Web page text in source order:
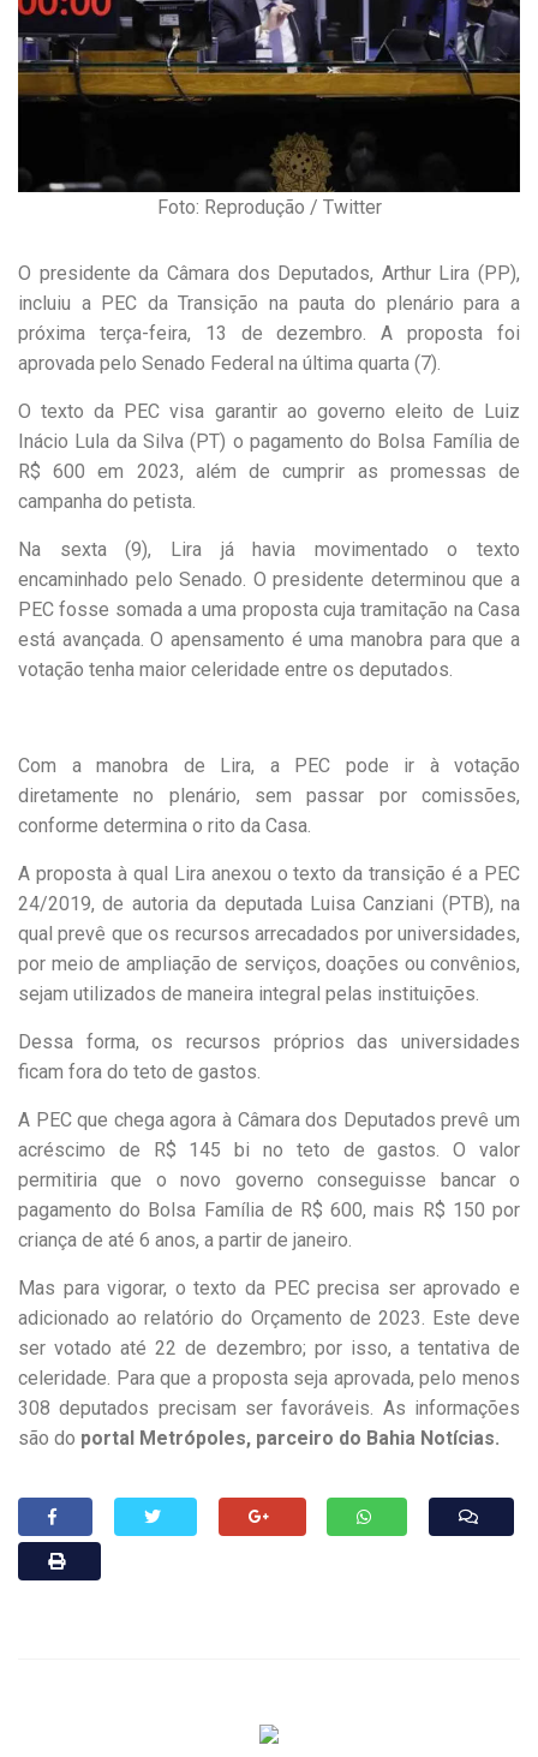
Foto: Reprodução / Twitter
O presidente da Câmara dos Deputados, Arthur Lira (PP),
incluiu a PEC da Transição na pauta do plenário para a
próxima terça-feira, 13 de dezembro. A proposta foi
aprovada pelo Senado Federal na última quarta (7).
O texto da PEC visa garantir ao governo eleito de Luiz
Inácio Lula da Silva (PT) o pagamento do Bolsa Família de
R$ 600 em 2023, além de cumprir as promessas de
campanha do petista.
Na sexta (9), Lira já havia movimentado o texto
encaminhado pelo Senado. O presidente determinou que a
PEC fosse somada a uma proposta cuja tramitação na Casa
está avançada. O apensamento é uma manobra para que a
votação tenha maior celeridade entre os deputados.
Com a manobra de Lira, a PEC pode ir à votação
diretamente no plenário, sem passar por comissões,
conforme determina o rito da Casa.
A proposta à qual Lira anexou o texto da transição é a PEC
24/2019, de autoria da deputada Luisa Canziani (PTB), na
qual prevê que os recursos arrecadados por universidades,
por meio de ampliação de serviços, doações ou convênios,
sejam utilizados de maneira integral pelas instituições.
Dessa forma, os recursos próprios das universidades
ficam fora do teto de gastos.
A PEC que chega agora à Câmara dos Deputados prevê um
acréscimo de R$ 145 bi no teto de gastos. O valor
permitiria que o novo governo conseguisse bancar o
pagamento do Bolsa Família de R$ 600, mais R$ 150 por
criança de até 6 anos, a partir de janeiro.
Mas para vigorar, o texto da PEC precisa ser aprovado e
adicionado ao relatório do Orçamento de 2023. Este deve
ser votado até 22 de dezembro; por isso, a tentativa de
celeridade. Para que a proposta seja aprovada, pelo menos
308 deputados precisam ser favoráveis. As informações
são do portal Metrópoles, parceiro do Bahia Notícias.